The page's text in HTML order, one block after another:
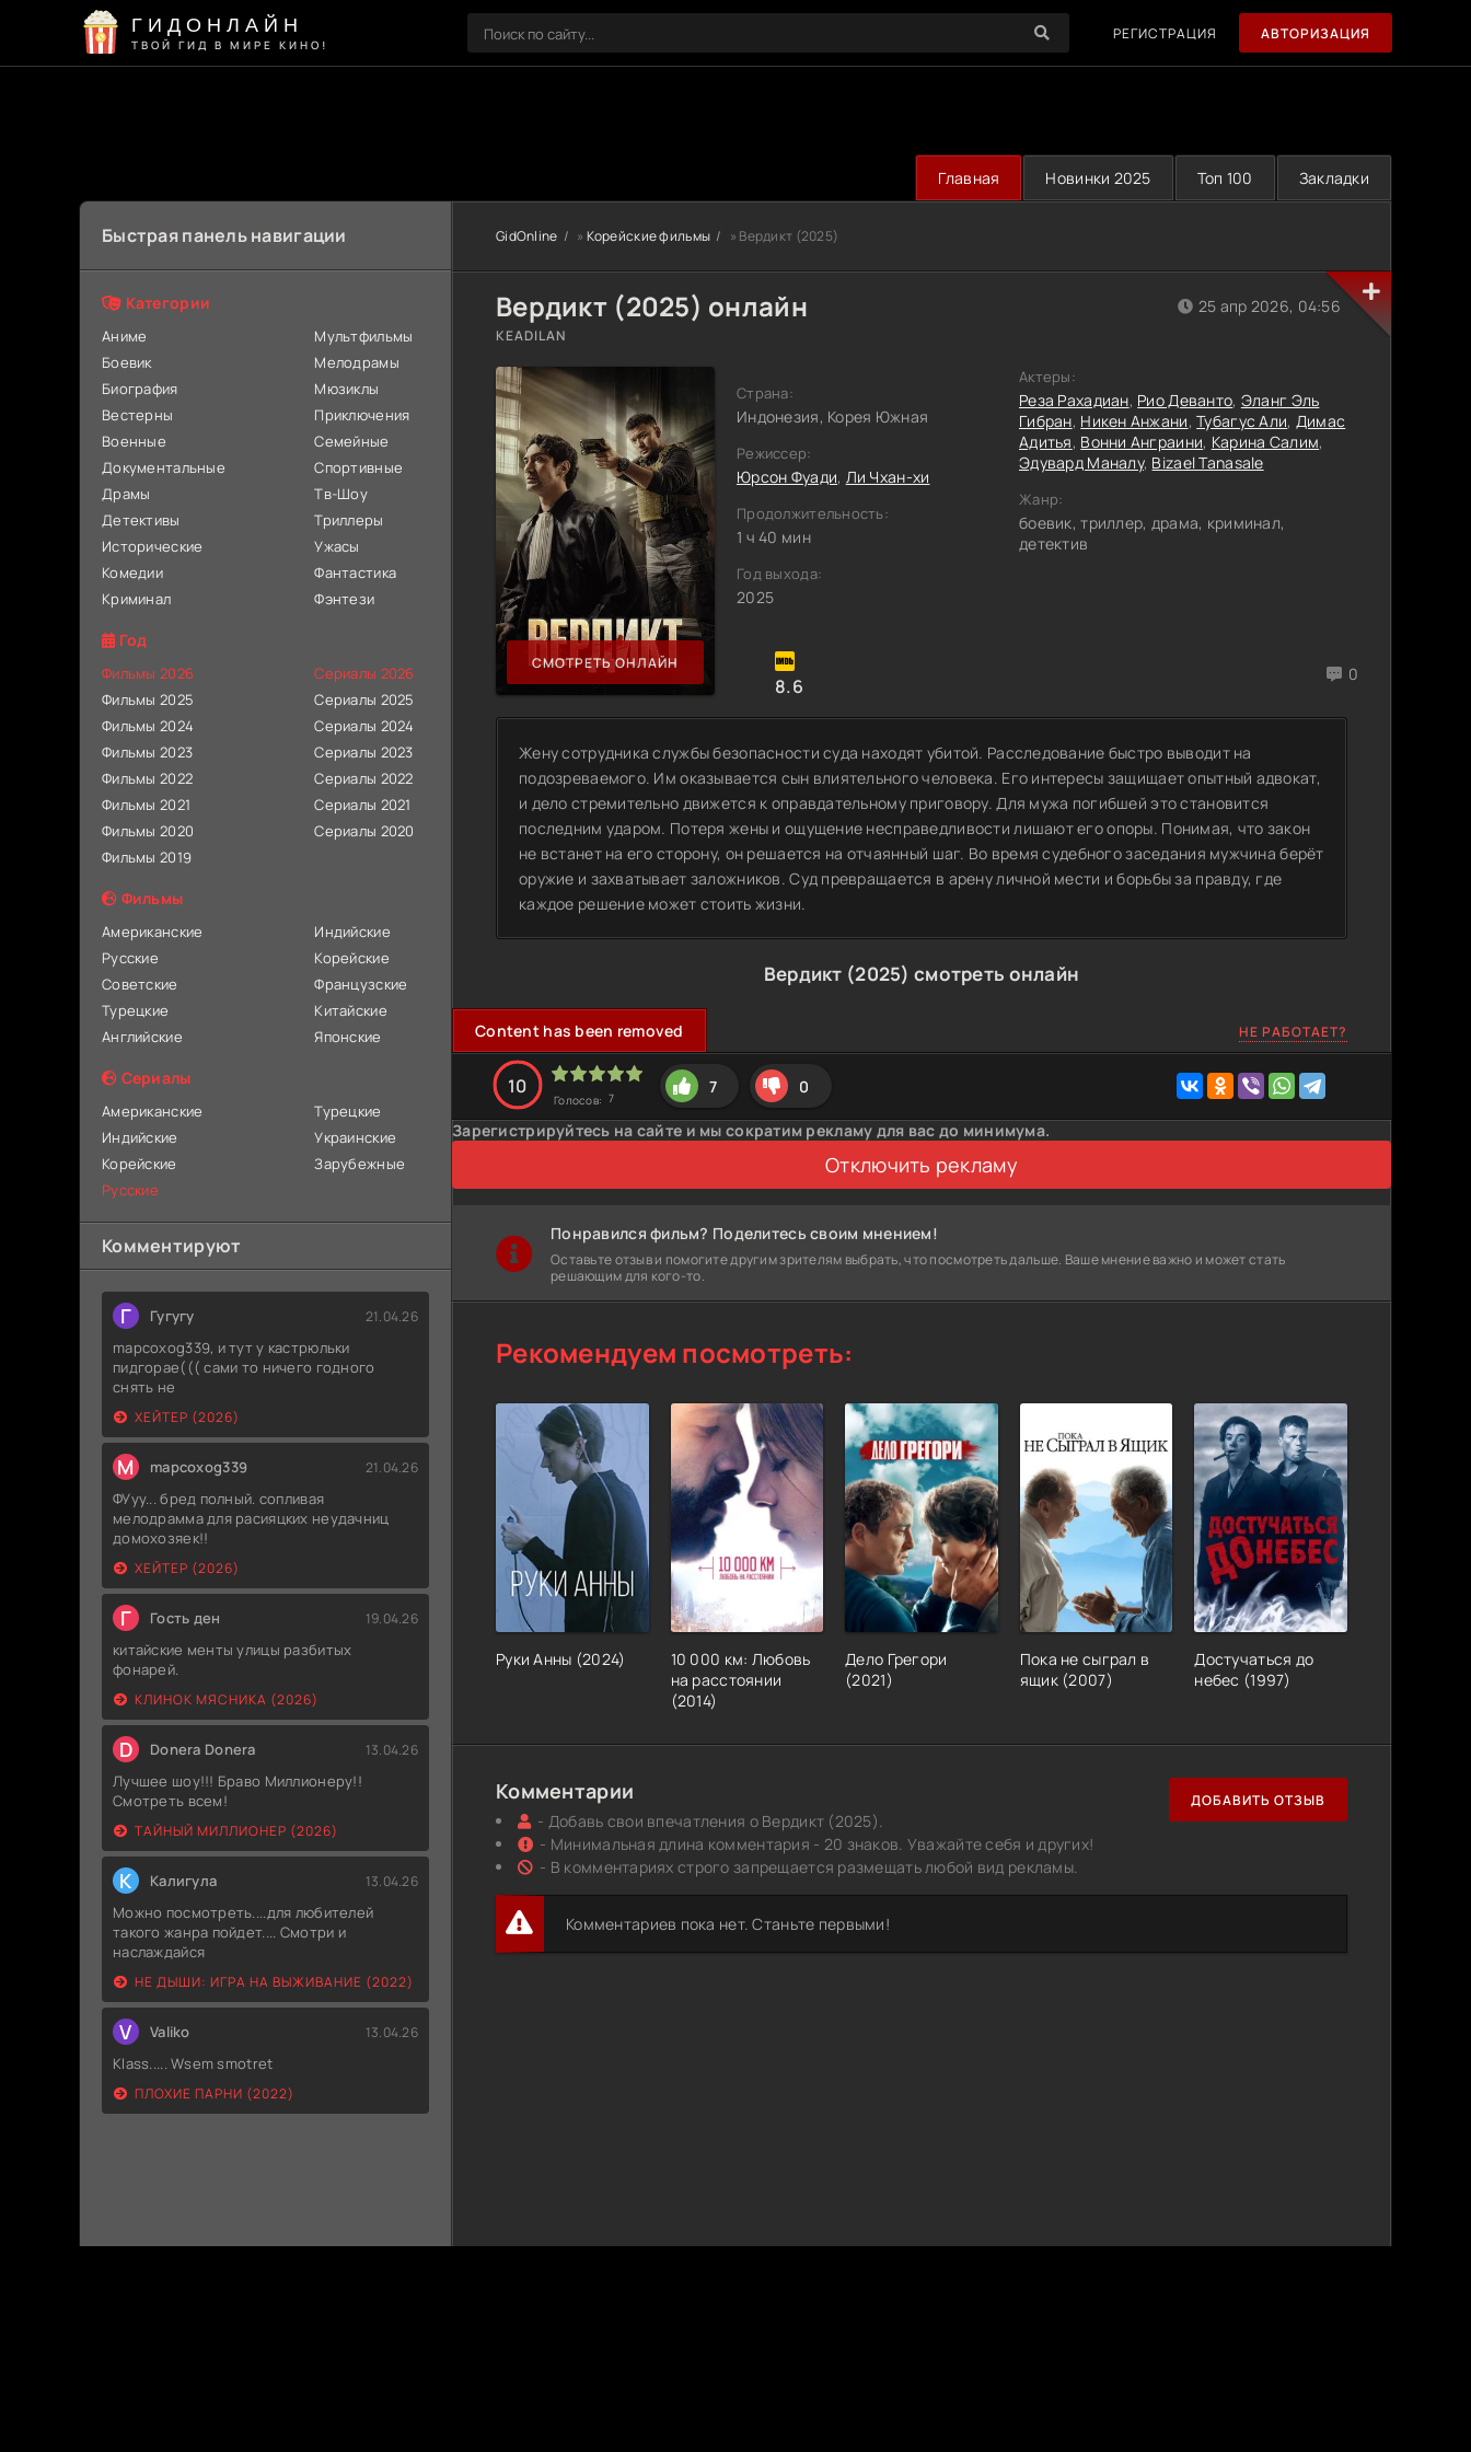
ГИДОНЛАЙН
ТВОЙ ГИД В МИРЕ КИНО!
РЕГИСТРАЦИЯ АВТОРИЗАЦИЯ
Главная Новинки 2025 Топ 100 Закладки
Быстрая панель навигации
Категории
Аниме
Боевик
Биография
Вестерны
Военные
Документальные
Драмы
Детективы
Исторические
Комедии
Криминал
Мультфильмы
Мелодрамы
Мюзиклы
Приключения
Семейные
Спортивные
Тв-Шоу
Триллеры
Ужасы
Фантастика
Фэнтези
Год
Фильмы 2026
Фильмы 2025
Фильмы 2024
Фильмы 2023
Фильмы 2022
Фильмы 2021
Фильмы 2020
Фильмы 2019
Сериалы 2026
Сериалы 2025
Сериалы 2024
Сериалы 2023
Сериалы 2022
Сериалы 2021
Сериалы 2020
Фильмы
Американские
Русские
Советские
Турецкие
Английские
Индийские
Корейские
Французские
Китайские
Японские
Сериалы
Американские
Индийские
Корейские
Русские
Турецкие
Украинские
Зарубежные
Комментируют
Г Гугугу 21.04.26
mapcoxog339, и тут у кастрюльки
пидгорае((( сами то ничего годного
снять не
ХЕЙТЕР (2026)
M mapcoxog339 21.04.26
ФУуу... бред полный. сопливая
мелодрамма для расияцких неудачниц
домохозяек!!
ХЕЙТЕР (2026)
Г Гость ден 19.04.26
китайские менты улицы разбитых
фонарей.
КЛИНОК МЯСНИКА (2026)
D Donera Donera 13.04.26
Лучшее шоу!!! Браво Миллионеру!!
Смотреть всем!
ТАЙНЫЙ МИЛЛИОНЕР (2026)
К Калигула 13.04.26
Можно посмотреть....для любителей
такого жанра пойдет.... Смотри и
наслаждайся
НЕ ДЫШИ: ИГРА НА ВЫЖИВАНИЕ (2022)
V Valiko 13.04.26
Klass..... Wsem smotret
ПЛОХИЕ ПАРНИ (2022)
GidOnline » Корейские фильмы » Вердикт (2025)
Вердикт (2025) онлайн
KEADILAN
СМОТРЕТЬ ОНЛАЙН
Страна:
Индонезия, Корея Южная
Режиссер:
Юрсон Фуади, Ли Чхан-хи
Продолжительность:
1 ч 40 мин
Год выхода:
2025
8.6
0
25 апр 2026, 04:56
Актеры:
Реза Рахадиан, Рио Деванто, Эланг Эль
Гибран, Никен Анжани,Тубагус Али, Димас
Адитья, Вонни Анграини, Карина Салим,
Эдувард Маналу, Bizael Tanasale
Жанр:
боевик, триллер, драма, криминал,
детектив
Жену сотрудника службы безопасности суда находят убитой. Расследование быстро выводит на
подозреваемого. Им оказывается сын влиятельного человека. Его интересы защищает опытный адвокат,
и дело стремительно движется к оправдательному приговору. Для мужа погибшей это становится
последним ударом. Потеря жены и ощущение несправедливости лишают его опоры. Понимая, что закон
не встанет на его сторону, он решается на отчаянный шаг. Во время судебного заседания мужчина берёт
оружие и захватывает заложников. Суд превращается в арену личной мести и борьбы за правду, где
каждое решение может стоить жизни.
Вердикт (2025) смотреть онлайн
Content has been removed НЕ РАБОТАЕТ?
10
Голосов: 7
7 0
Зарегистрируйтесь на сайте и мы сократим рекламу для вас до минимума.
Отключить рекламу
Понравился фильм? Поделитесь своим мнением!
Оставьте отзыв и помогите другим зрителям выбрать, что посмотреть дальше. Ваше мнение важно и может стать
решающим для кого-то.
Рекомендуем посмотреть:
Руки Анны (2024)
10 000 км: Любовь
на расстоянии
(2014)
Дело Грегори
(2021)
Пока не сыграл в
ящик (2007)
Достучаться до
небес (1997)
Комментарии
- Добавь свои впечатления о Вердикт (2025).
- Минимальная длина комментария - 20 знаков. Уважайте себя и других!
- В комментариях строго запрещается размещать любой вид рекламы.
ДОБАВИТЬ ОТЗЫВ
Комментариев пока нет. Станьте первыми!